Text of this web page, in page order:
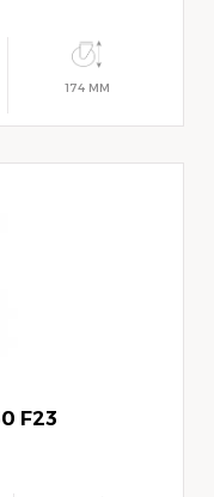
174 MM
F23